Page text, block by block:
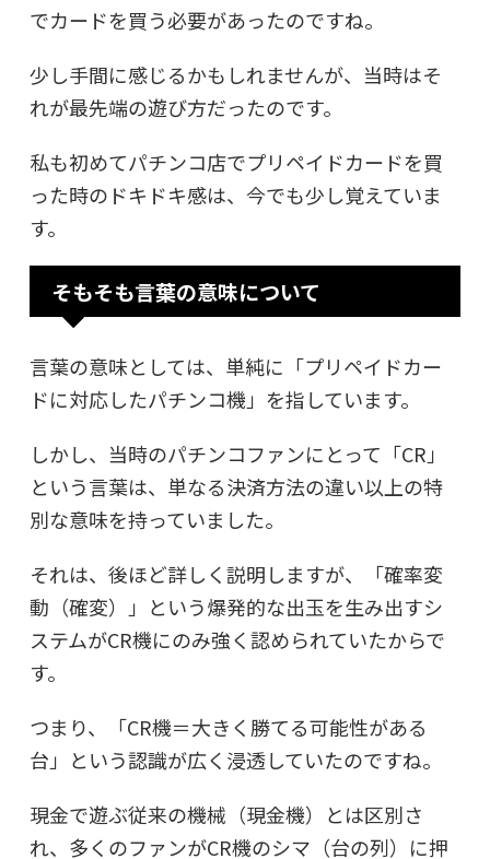
でカードを買う必要があったのですね。
少し手間に感じるかもしれませんが、当時はそ
れが最先端の遊び方だったのです。
私も初めてパチンコ店でプリペイドカードを買
った時のドキドキ感は、今でも少し覚えていま
す。
そもそも言葉の意味について
言葉の意味としては、単純に「プリペイドカー
ドに対応したパチンコ機」を指しています。
しかし、当時のパチンコファンにとって「CR」
という言葉は、単なる決済方法の違い以上の特
別な意味を持っていました。
それは、後ほど詳しく説明しますが、「確率変
動（確変）」という爆発的な出玉を生み出すシ
ステムがCR機にのみ強く認められていたからで
す。
つまり、「CR機＝大きく勝てる可能性がある
台」という認識が広く浸透していたのですね。
現金で遊ぶ従来の機械（現金機）とは区別さ
れ、多くのファンがCR機のシマ（台の列）に押